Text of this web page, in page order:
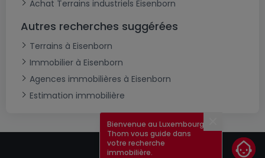
Achat Terrains industriels Eisenborn
Autres recherches suggérées
Terrains à Eisenborn
Immobilier à Eisenborn
Agences immobilières à Eisenborn
Estimation immobilière
Bienvenue au Luxembourg !
Thom vous guide dans
votre recherche
immobilière.